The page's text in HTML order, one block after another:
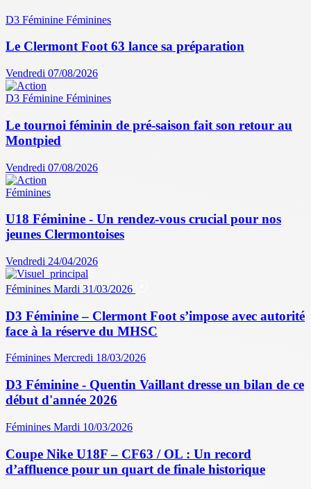
D3 Féminine Féminines
Le Clermont Foot 63 lance sa préparation
Vendredi 07/08/2026
D3 Féminine Féminines
Le tournoi féminin de pré-saison fait son retour au
Montpied
Vendredi 07/08/2026
Féminines
U18 Féminine - Un rendez-vous crucial pour nos
jeunes Clermontoises
Vendredi 24/04/2026
Féminines Mardi 31/03/2026
D3 Féminine – Clermont Foot s’impose avec autorité
face à la réserve du MHSC
Féminines Mercredi 18/03/2026
D3 Féminine - Quentin Vaillant dresse un bilan de ce
début d'année 2026
Féminines Mardi 10/03/2026
Coupe Nike U18F – CF63 / OL : Un record
d’affluence pour un quart de finale historique